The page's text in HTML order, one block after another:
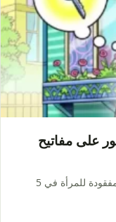
على مفاتيح
إذا قبلت هذا التحدي، فعليك أن تجد المفاتيح المفقودة للمرأة في 5